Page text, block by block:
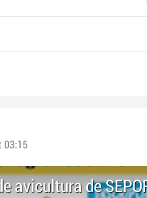
03:15
avicultura de